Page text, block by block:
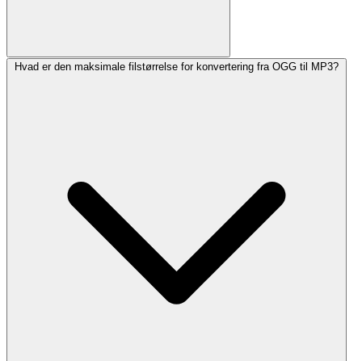
Hvad er den maksimale filstørrelse for konvertering fra OGG til MP3?